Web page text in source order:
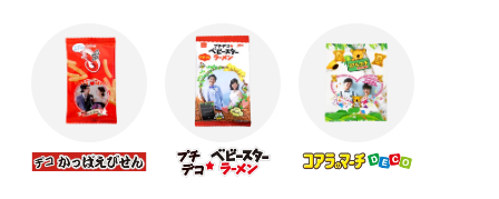
バレンタインはオリジナルギフトで！
オリジナルギフトでバレンタイン★☆
クリスマスにおすすめのオリジナルギフト☆彡